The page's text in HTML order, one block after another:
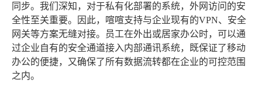
同步。我们深知，对于私有化部署的系统，外网访问的安
全性至关重要。因此，喧喧支持与企业现有的VPN、安全
网关等方案无缝对接。员工在外出或居家办公时，可以通
过企业自有的安全通道接入内部通讯系统，既保证了移动
办公的便捷，又确保了所有数据流转都在企业的可控范围
之内。